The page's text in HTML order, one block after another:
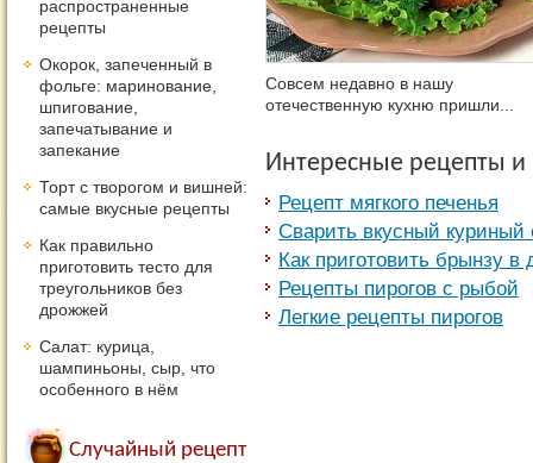
Совсем недавно в нашу
отечественную кухню пришли...
Интересные рецепты
Рецепт мягкого печенья
Сварить вкусный куриный
Как приготовить брынзу
Рецепты пирогов с рыбой
Легкие рецепты пирогов
распространенные
рецепты
Окорок, запеченный в
фольге: маринование,
шпигование,
запечатывание и
запекание
Торт с творогом и вишней:
самые вкусные рецепты
Как правильно
приготовить тесто для
треугольников без
дрожжей
Салат: курица,
шампиньоны, сыр, что
особенного в нём
Случайный рецепт